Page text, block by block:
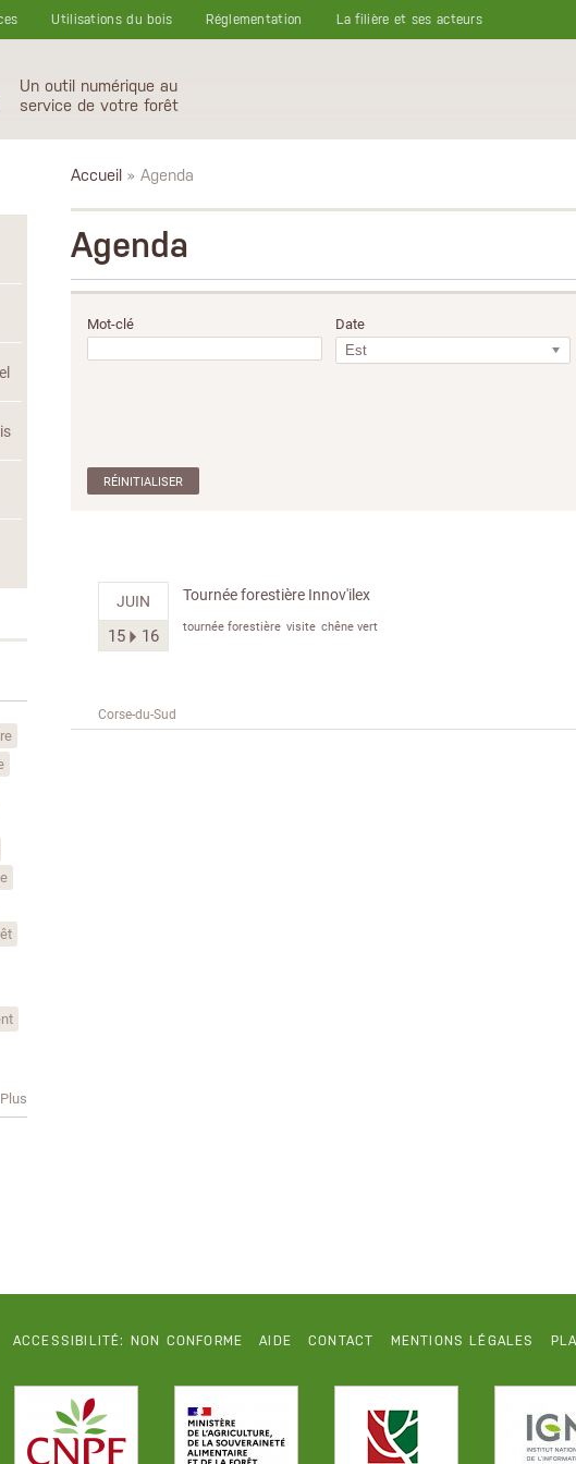
Utilisations du bois Réglementation La filière et ses acteurs
Un outil numérique au
service de votre forêt
Plus
Accueil » Agenda
Agenda
Mot-clé Date
Est
JUIN
15 16
Tournée forestière Innov'ilex
tournée forestière visite chêne vert
Corse-du-Sud
ACCESSIBILITÉ: NON CONFORME AIDE CONTACT MENTIONS LÉGALES